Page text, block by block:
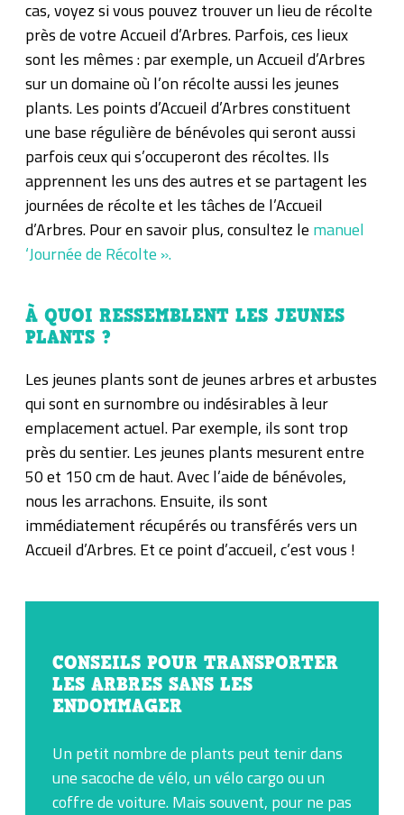
cas, voyez si vous pouvez trouver un lieu de récolte
près de votre Accueil d’Arbres. Parfois, ces lieux
sont les mêmes : par exemple, un Accueil d’Arbres
sur un domaine où l’on récolte aussi les jeunes
plants. Les points d’Accueil d’Arbres constituent
une base régulière de bénévoles qui seront aussi
parfois ceux qui s’occuperont des récoltes. Ils
apprennent les uns des autres et se partagent les
journées de récolte et les tâches de l’Accueil
d’Arbres. Pour en savoir plus, consultez le manuel
‘Journée de Récolte ».
À QUOI RESSEMBLENT LES JEUNES
PLANTS ?
Les jeunes plants sont de jeunes arbres et arbustes
qui sont en surnombre ou indésirables à leur
emplacement actuel. Par exemple, ils sont trop
près du sentier. Les jeunes plants mesurent entre
50 et 150 cm de haut. Avec l’aide de bénévoles,
nous les arrachons. Ensuite, ils sont
immédiatement récupérés ou transférés vers un
Accueil d’Arbres. Et ce point d’accueil, c’est vous !
CONSEILS POUR TRANSPORTER
LES ARBRES SANS LES
ENDOMMAGER
Un petit nombre de plants peut tenir dans
une sacoche de vélo, un vélo cargo ou un
coffre de voiture. Mais souvent, pour ne pas